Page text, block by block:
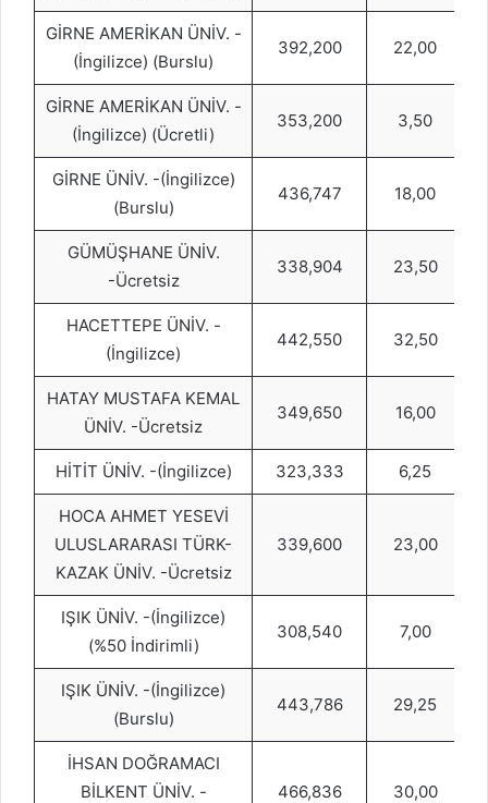
GİRNE AMERİKAN ÜNİV. -
(İngilizce) (Burslu)
392,200 22,00
GİRNE AMERİKAN ÜNİV. -
(İngilizce) (Ücretli)
353,200 3,50
GİRNE ÜNİV. -(İngilizce)
(Burslu)
436,747 18,00
GÜMÜŞHANE ÜNİV.
-Ücretsiz
338,904 23,50
HACETTEPE ÜNİV. -
(İngilizce)
442,550 32,50
HATAY MUSTAFA KEMAL
ÜNİV. -Ücretsiz
349,650 16,00
HİTİT ÜNİV. -(İngilizce) 323,333 6,25
HOCA AHMET YESEVİ
ULUSLARARASI TÜRK-
KAZAK ÜNİV. -Ücretsiz
339,600 23,00
IŞIK ÜNİV. -(İngilizce)
(%50 İndirimli)
308,540 7,00
IŞIK ÜNİV. -(İngilizce)
(Burslu)
443,786 29,25
İHSAN DOĞRAMACI
BİLKENT ÜNİV. -
466,836 30,00